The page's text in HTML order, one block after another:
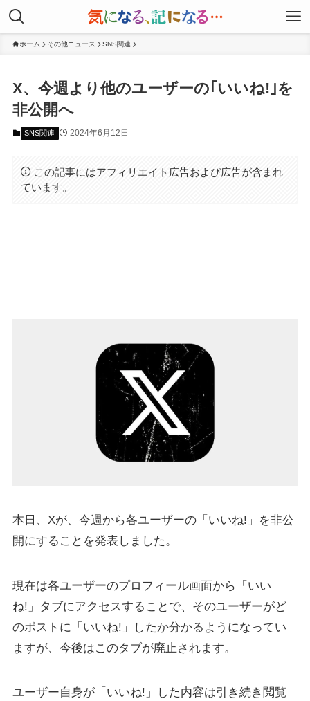
ホーム その他ニュース SNS関連
X、今週より他のユーザーの｢いいね!｣を
非公開へ
SNS関連 2024年6月12日
この記事にはアフィリエイト広告および広告が含まれ
ています。
本日、Xが、今週から各ユーザーの「いいね!」を非公
開にすることを発表しました。
現在は各ユーザーのプロフィール画面から「いい
ね!」タブにアクセスすることで、そのユーザーがど
のポストに「いいね!」したか分かるようになってい
ますが、今後はこのタブが廃止されます。
ユーザー自身が「いいね!」した内容は引き続き閲覧